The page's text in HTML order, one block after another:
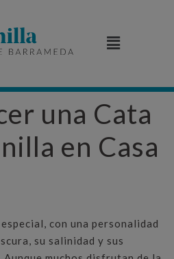
una Cata
en Casa
con una personalidad
su salinidad y sus